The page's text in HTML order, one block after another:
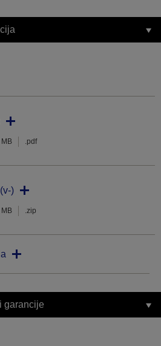
.pdf
)
.zip
garancije